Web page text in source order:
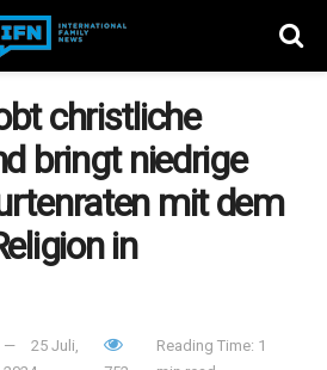
christliche
bringt niedrige
mit dem
in
25 Juli,
Reading Time: 1